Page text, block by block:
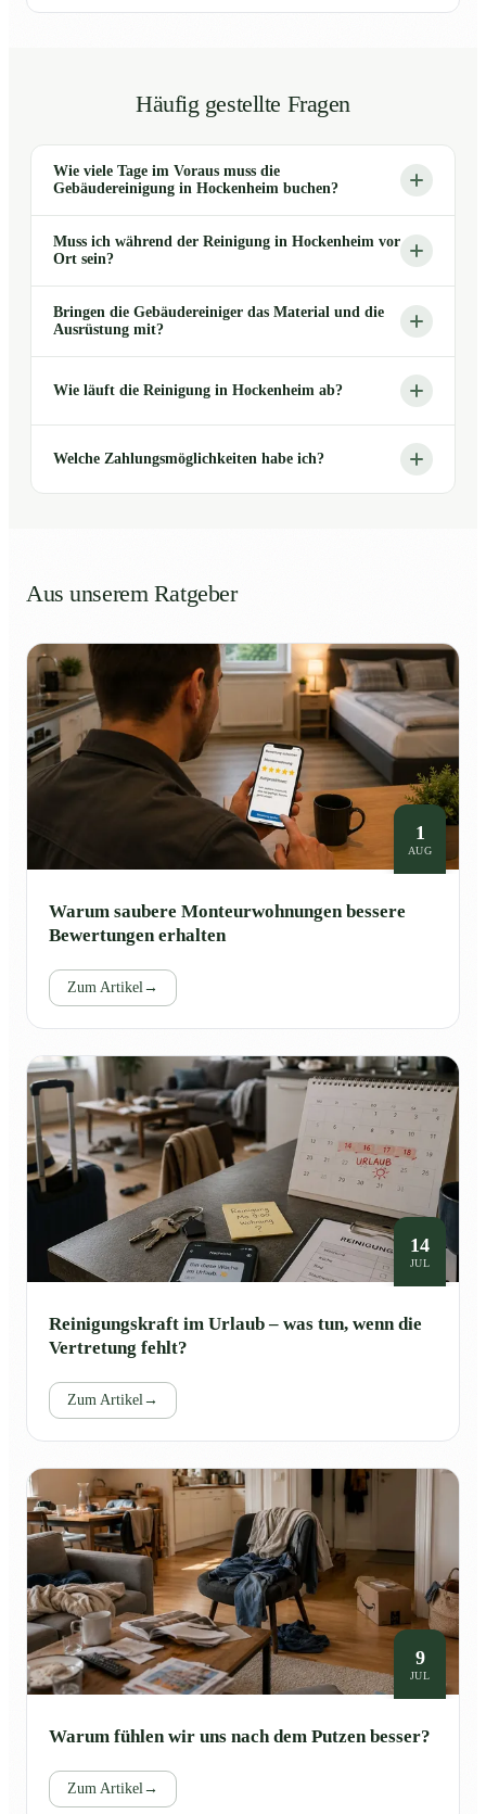
Häufig gestellte Fragen
Wie viele Tage im Voraus muss die
Gebäudereinigung in Hockenheim buchen?
Muss ich während der Reinigung in Hockenheim vor
Ort sein?
Bringen die Gebäudereiniger das Material und die
Ausrüstung mit?
Wie läuft die Reinigung in Hockenheim ab?
Welche Zahlungsmöglichkeiten habe ich?
Aus unserem Ratgeber
1
AUG
Warum saubere Monteurwohnungen bessere
Bewertungen erhalten
Zum Artikel→
14
JUL
Reinigungskraft im Urlaub – was tun, wenn die
Vertretung fehlt?
Zum Artikel→
9
JUL
Warum fühlen wir uns nach dem Putzen besser?
Zum Artikel→